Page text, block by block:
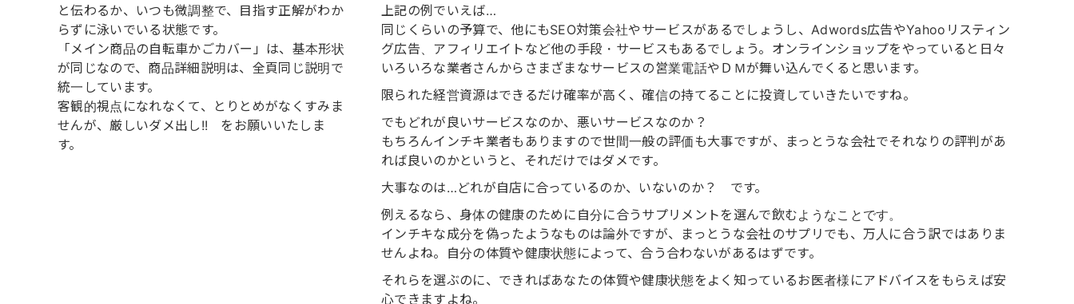
と伝わるか、いつも微調整で、目指す正解がわか
らずに泳いでいる状態です。
「メイン商品の自転車かごカバー」は、基本形状
が同じなので、商品詳細説明は、全頁同じ説明で
統一しています。
客観的視点になれなくて、とりとめがなくすみま
せんが、厳しいダメ出し!! をお願いいたしま
す。
上記の例でいえば…
同じくらいの予算で、他にもSEO対策会社やサービスがあるでしょうし、Adwords広告やYahooリスティン
グ広告、アフィリエイトなど他の手段・サービスもあるでしょう。オンラインショップをやっていると日々
いろいろな業者さんからさまざまなサービスの営業電話やＤＭが舞い込んでくると思います。
限られた経営資源はできるだけ確率が高く、確信の持てることに投資していきたいですね。
でもどれが良いサービスなのか、悪いサービスなのか？
もちろんインチキ業者もありますので世間一般の評価も大事ですが、まっとうな会社でそれなりの評判があ
れば良いのかというと、それだけではダメです。
大事なのは…どれが自店に合っているのか、いないのか？ です。
例えるなら、身体の健康のために自分に合うサプリメントを選んで飲むようなことです。
インチキな成分を偽ったようなものは論外ですが、まっとうな会社のサプリでも、万人に合う訳ではありま
せんよね。自分の体質や健康状態によって、合う合わないがあるはずです。
それらを選ぶのに、できればあなたの体質や健康状態をよく知っているお医者様にアドバイスをもらえば安
心できますよね。